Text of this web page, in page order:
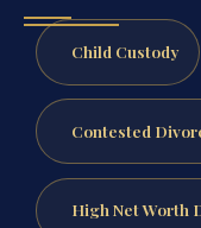
Child Custody
Contested
High Net Worth